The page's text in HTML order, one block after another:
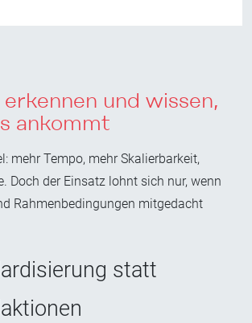
erkennen und wissen,
ankommt
mehr Tempo, mehr Skalierbarkeit,
Doch der Einsatz lohnt sich nur, wenn
Rahmenbedingungen mitgedacht
statt